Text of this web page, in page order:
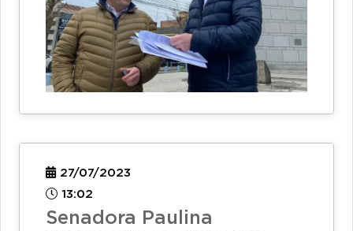
27/07/2023
13:02
Senadora Paulina